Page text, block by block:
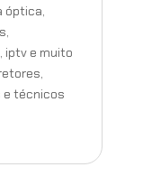
óptica,
iptv e muito
e técnicos